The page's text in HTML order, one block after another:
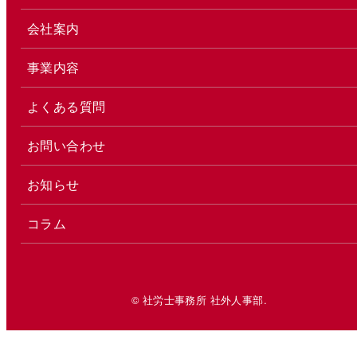
会社案内
事業内容
よくある質問
お問い合わせ
お知らせ
コラム
© 社労士事務所 社外人事部.